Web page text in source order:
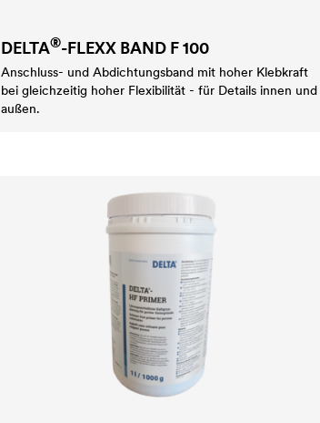
DELTA®-FLEXX BAND F 100
Anschluss- und Abdichtungsband mit hoher Klebkraft
bei gleichzeitig hoher Flexibilität - für Details innen und
außen.